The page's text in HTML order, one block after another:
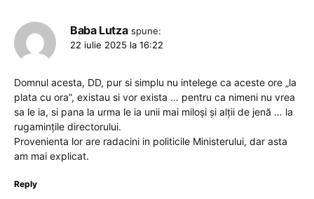
Baba Lutza spune:
22 iulie 2025 la 16:22
Domnul acesta, DD, pur si simplu nu intelege ca aceste ore „la
plata cu ora”, existau si vor exista … pentru ca nimeni nu vrea
sa le ia, si pana la urma le ia unii mai miloşi şi alții de jenă … la
rugamințile directorului.
Provenienta lor are radacini in politicile Ministerului, dar asta
am mai explicat.
Reply